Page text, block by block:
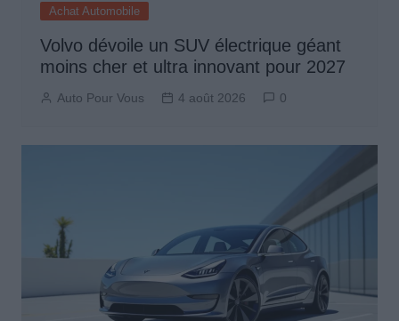
Achat Automobile
Volvo dévoile un SUV électrique géant
moins cher et ultra innovant pour 2027
Auto Pour Vous 4 août 2026 0